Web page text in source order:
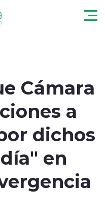
Cámara
a
dichos
en